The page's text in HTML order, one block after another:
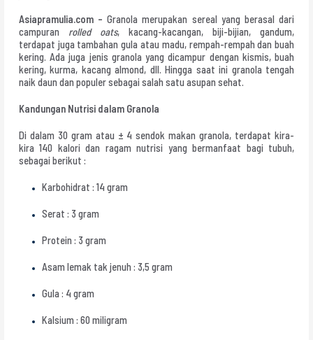
Asiapramulia.com – Granola merupakan sereal yang berasal dari
campuran rolled oats, kacang-kacangan, biji-bijian, gandum,
terdapat juga tambahan gula atau madu, rempah-rempah dan buah
kering. Ada juga jenis granola yang dicampur dengan kismis, buah
kering, kurma, kacang almond, dll. Hingga saat ini granola tengah
naik daun dan populer sebagai salah satu asupan sehat.
Kandungan Nutrisi dalam Granola
Di dalam 30 gram atau ± 4 sendok makan granola, terdapat kira-
kira 140 kalori dan ragam nutrisi yang bermanfaat bagi tubuh,
sebagai berikut :
Karbohidrat : 14 gram
Serat : 3 gram
Protein : 3 gram
Asam lemak tak jenuh : 3,5 gram
Gula : 4 gram
Kalsium : 60 miligram